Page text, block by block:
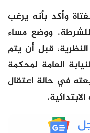
وأكد بأنه يرغب
ووضع مساء
قبل أن يتم
العامة لمحكمة
في حالة اعتقال